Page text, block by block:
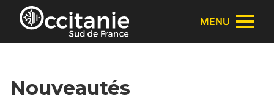
Panneau de gestion des cookies
MENU
Nouveautés